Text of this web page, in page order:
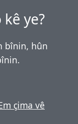
ye?
bînin, hûn
çima vê